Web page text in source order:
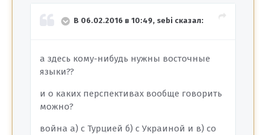
В 06.02.2016 в 10:49, sebi сказал:
а здесь кому-нибудь нужны восточные
языки??
и о каких перспективах вообще говорить
можно?
война а) с Турцией б) с Украиной и в) со